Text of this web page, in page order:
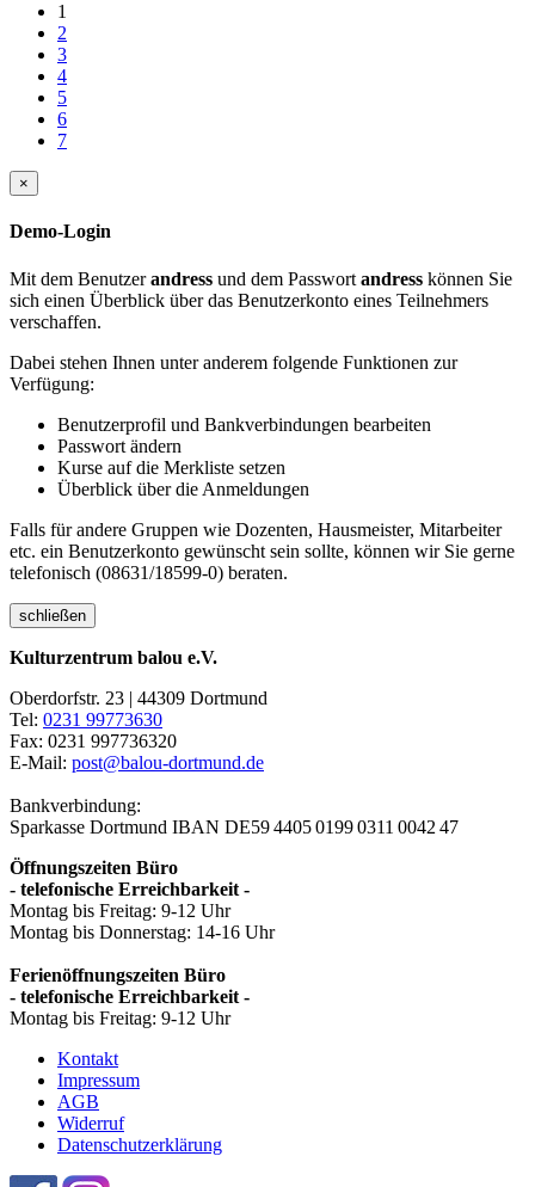
1
2
3
4
5
6
7
×
Demo-Login
Mit dem Benutzerandress und dem Passwort andress können Sie
sich einen Überblick über das Benutzerkonto eines Teilnehmers
verschaffen.
Dabei stehen Ihnen unter anderem folgende Funktionen zur
Verfügung:
Benutzerprofil und Bankverbindungen bearbeiten
Passwort ändern
Kurse auf die Merkliste setzen
Überblick über die Anmeldungen
Falls für andere Gruppen wie Dozenten, Hausmeister, Mitarbeiter
etc. ein Benutzerkonto gewünscht sein sollte, können wir Sie gerne
telefonisch (08631/18599-0) beraten.
schließen
Kulturzentrum balou e.V.
Oberdorfstr. 23 | 44309 Dortmund
Tel: 0231 99773630
Fax: 0231 997736320
E-Mail: post@balou-dortmund.de
Bankverbindung:
Sparkasse Dortmund IBAN DE59 4405 0199 0311 0042 47
Öffnungszeiten Büro
- telefonische Erreichbarkeit -
Montag bis Freitag: 9-12 Uhr
Montag bis Donnerstag: 14-16 Uhr
Ferienöffnungszeiten Büro
- telefonische Erreichbarkeit -
Montag bis Freitag: 9-12 Uhr
Kontakt
Impressum
AGB
Widerruf
Datenschutzerklärung